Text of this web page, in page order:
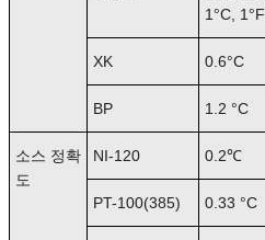
1°C, 1°F
XK 0.6°C
BP 1.2 °C
소스 정확
도
NI-120 0.2℃
PT-100(385) 0.33 °C